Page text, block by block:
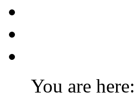
You are here: